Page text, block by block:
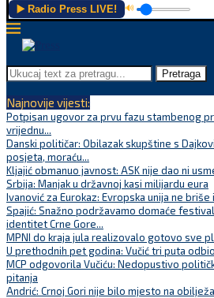
▶️ Radio Press LIVE! 🔊
Pretraga
Najnovije vijesti:
Potpisan ugovor za prvu fazu stambenog
vrijednu...
Danski političar: Obilazak skupštine s
posjeta, moraću...
Kljajić obmanuo javnost: ASK nije dao ni
Srbija: Manjak u državnoj kasi milijardu eura
Ivanović za Eurokaz: Evropska unija ne
Spajić: Snažno podržavamo domaće
identitet Crne Gore...
MPNI do kraja jula realizovalo gotovo sve
U prethodnih pet godina: Vučić tri puta
MCP odgovorila Vučiću: Nedopustivo
pitanja
Andrić: Crnoj Gori nije bilo mjesto na